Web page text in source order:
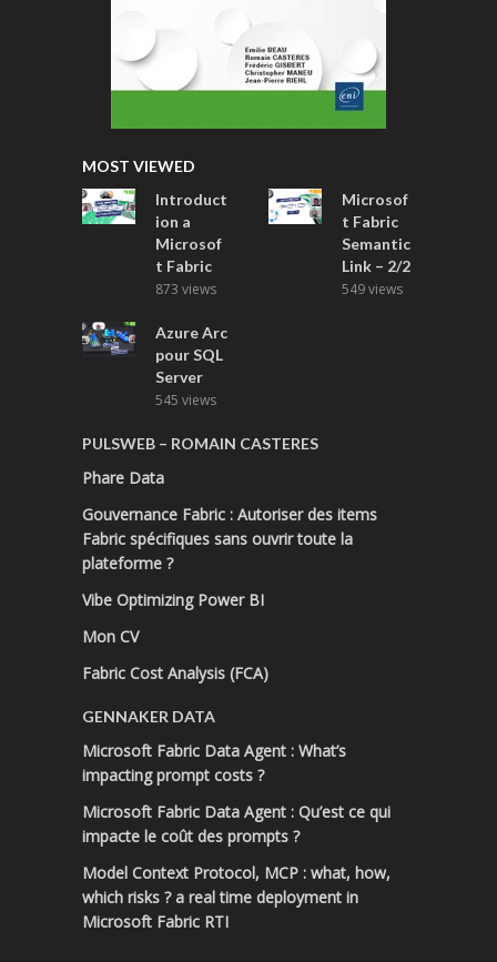
MOST VIEWED
Introduct
ion a
Microsof
t Fabric
873 views
Microsof
t Fabric
Semantic
Link – 2/2
549 views
Azure Arc
pour SQL
Server
545 views
PULSWEB – ROMAIN CASTERES
Phare Data
Gouvernance Fabric : Autoriser des items
Fabric spécifiques sans ouvrir toute la
plateforme ?
Vibe Optimizing Power BI
Mon CV
Fabric Cost Analysis (FCA)
GENNAKER DATA
Microsoft Fabric Data Agent : What’s
impacting prompt costs ?
Microsoft Fabric Data Agent : Qu’est ce qui
impacte le coût des prompts ?
Model Context Protocol, MCP : what, how,
which risks ? a real time deployment in
Microsoft Fabric RTI